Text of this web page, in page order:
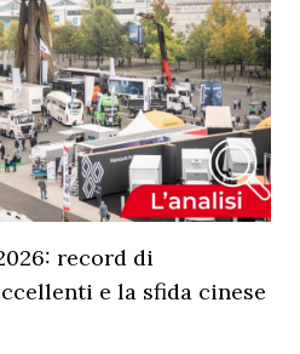
record di
e la sfida cinese